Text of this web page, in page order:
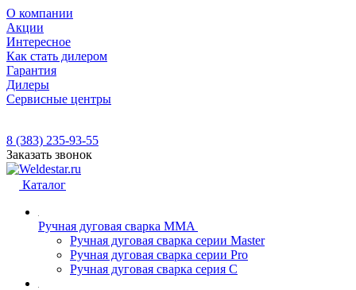
О компании
Акции
Интересное
Как стать дилером
Гарантия
Дилеры
Сервисные центры
8 (383) 235-93-55
Заказать звонок
Каталог
Ручная дуговая сварка MMA
Ручная дуговая сварка серии Master
Ручная дуговая сварка серии Pro
Ручная дуговая сварка серия С